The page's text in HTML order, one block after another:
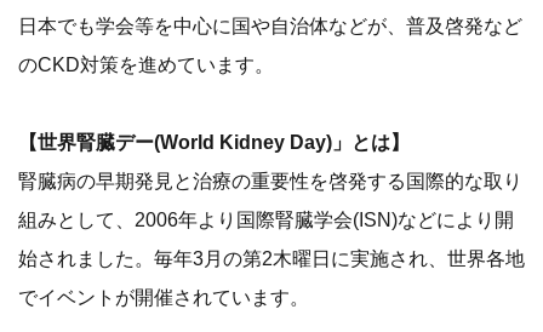
日本でも学会等を中心に国や自治体などが、普及啓発など
のCKD対策を進めています。
【世界腎臓デー(World Kidney Day)」とは】
腎臓病の早期発見と治療の重要性を啓発する国際的な取り
組みとして、2006年より国際腎臓学会(ISN)などにより開
始されました。毎年3月の第2木曜日に実施され、世界各地
でイベントが開催されています。